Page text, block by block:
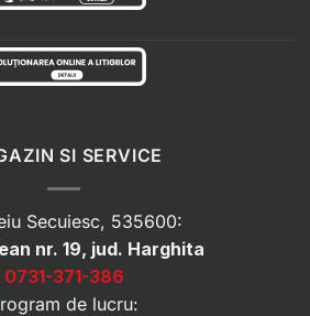
SI SERVICE
Secuiesc, 535600:
nr. 19, jud. Harghita
0731-371-386
de lucru: